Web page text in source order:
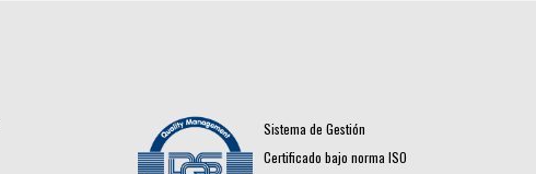
Sistema de Gestión
Certificado bajo norma ISO